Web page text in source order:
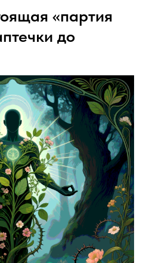
«партия
до